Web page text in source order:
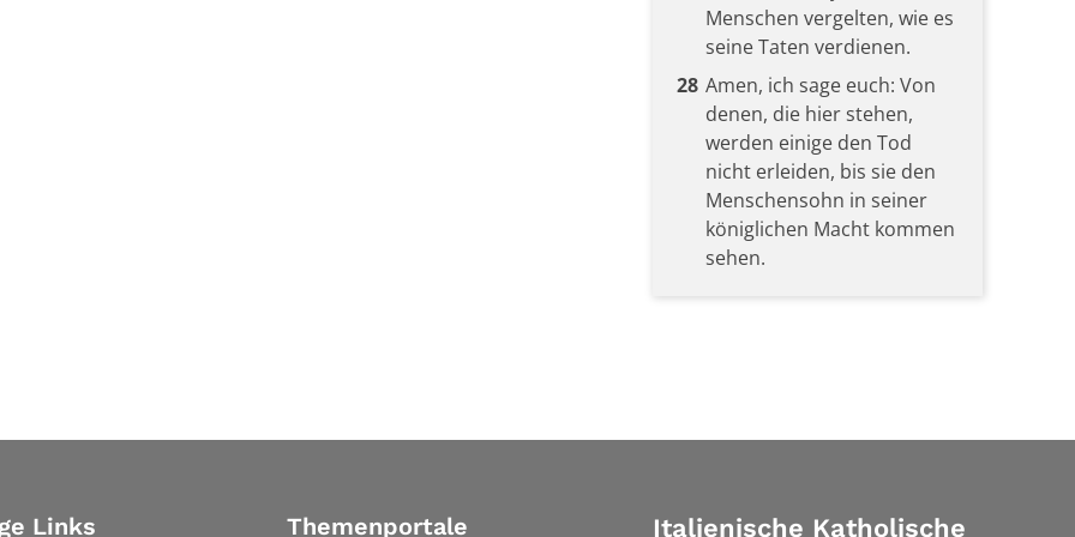
Menschen vergelten, wie es
seine Taten verdienen.
28 Amen, ich sage euch: Von
denen, die hier stehen,
werden einige den Tod
nicht erleiden, bis sie den
Menschensohn in seiner
königlichen Macht kommen
sehen.
Links Themenportale Italienische Katholische